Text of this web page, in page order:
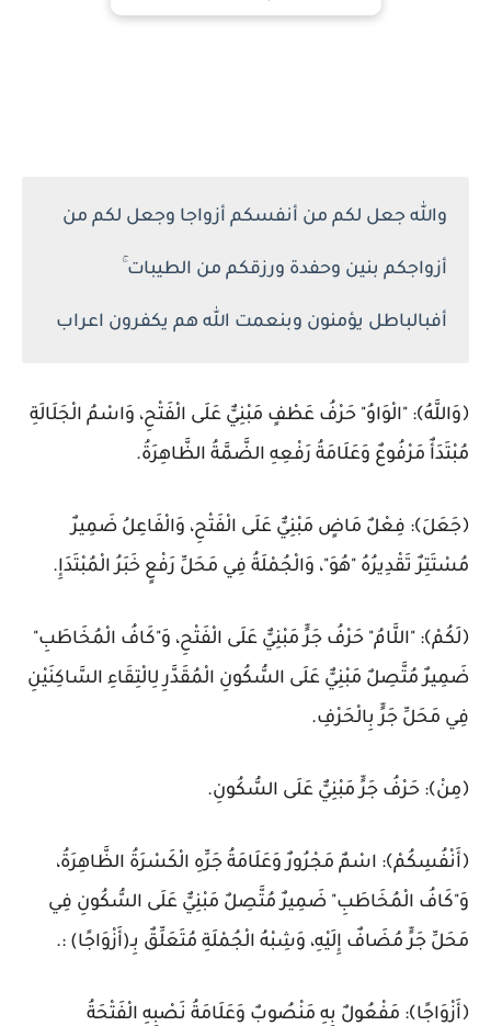
والله جعل لكم من أنفسكم أزواجا وجعل لكم من
أزواجكم بنين وحفدة ورزقكم من الطيبات ۚ
أفبالباطل يؤمنون وبنعمت الله هم يكفرون اعراب
﴿وَاللَّهُ﴾: "الْوَاوُ" حَرْفُ عَطْفٍ مَبْنِيٌّ عَلَى الْفَتْحِ، وَاسْمُ الْجَلَالَةِ
مُبْتَدَأٌ مَرْفُوعٌ وَعَلَامَةُ رَفْعِهِ الضَّمَّةُ الظَّاهِرَةُ.
﴿جَعَلَ﴾: فِعْلٌ مَاضٍ مَبْنِيٌّ عَلَى الْفَتْحِ، وَالْفَاعِلُ ضَمِيرٌ
مُسْتَتِرٌ تَقْدِيرُهُ "هُوَ"، وَالْجُمْلَةُ فِي مَحَلِّ رَفْعٍ خَبَرُ الْمُبْتَدَإِ.
﴿لَكُمْ﴾: "اللَّامُ" حَرْفُ جَرٍّ مَبْنِيٌّ عَلَى الْفَتْحِ، وَ"كَافُ الْمُخَاطَبِ"
ضَمِيرٌ مُتَّصِلٌ مَبْنِيٌّ عَلَى السُّكُونِ الْمُقَدَّرِ لِالْتِقَاءِ السَّاكِنَيْنِ
فِي مَحَلِّ جَرٍّ بِالْحَرْفِ.
﴿مِنْ﴾: حَرْفُ جَرٍّ مَبْنِيٌّ عَلَى السُّكُونِ.
﴿أَنْفُسِكُمْ﴾: اسْمٌ مَجْرُورٌ وَعَلَامَةُ جَرِّهِ الْكَسْرَةُ الظَّاهِرَةُ،
وَ"كَافُ الْمُخَاطَبِ" ضَمِيرٌ مُتَّصِلٌ مَبْنِيٌّ عَلَى السُّكُونِ فِي
مَحَلِّ جَرٍّ مُضَافٌ إِلَيْهِ، وَشِبْهُ الْجُمْلَةِ مُتَعَلِّقٌ بِـ(أَزْوَاجًا) :.
﴿أَزْوَاجًا﴾: مَفْعُولٌ بِهِ مَنْصُوبٌ وَعَلَامَةُ نَصْبِهِ الْفَتْحَةُ